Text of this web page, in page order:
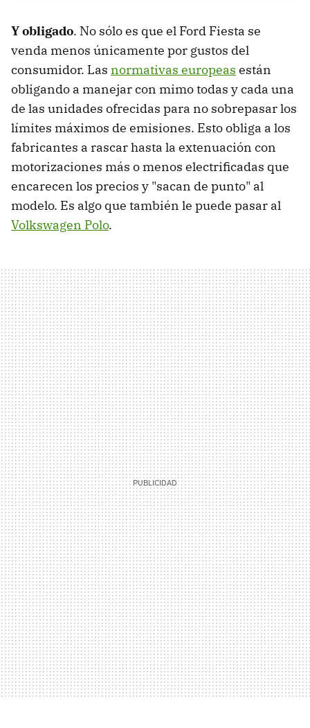
Y obligado. No sólo es que el Ford Fiesta se
venda menos únicamente por gustos del
consumidor. Las normativas europeas están
obligando a manejar con mimo todas y cada una
de las unidades ofrecidas para no sobrepasar los
límites máximos de emisiones. Esto obliga a los
fabricantes a rascar hasta la extenuación con
motorizaciones más o menos electrificadas que
encarecen los precios y "sacan de punto" al
modelo. Es algo que también le puede pasar al
Volkswagen Polo.